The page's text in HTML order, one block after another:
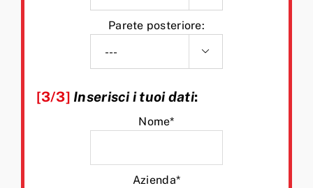
Parete posteriore:

[3/3] Inserisci i tuoi dati:
Nome*
Azienda*